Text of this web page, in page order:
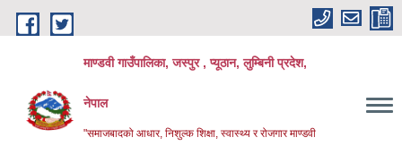
Skip to main content
माण्डवी गाउँपालिका, जस्पुर , प्यूठान, लुम्बिनी प्रदेश,
नेपाल
"समाजबादको आधार, निशुल्क शिक्षा, स्वास्थ्य र रोजगार माण्डवी